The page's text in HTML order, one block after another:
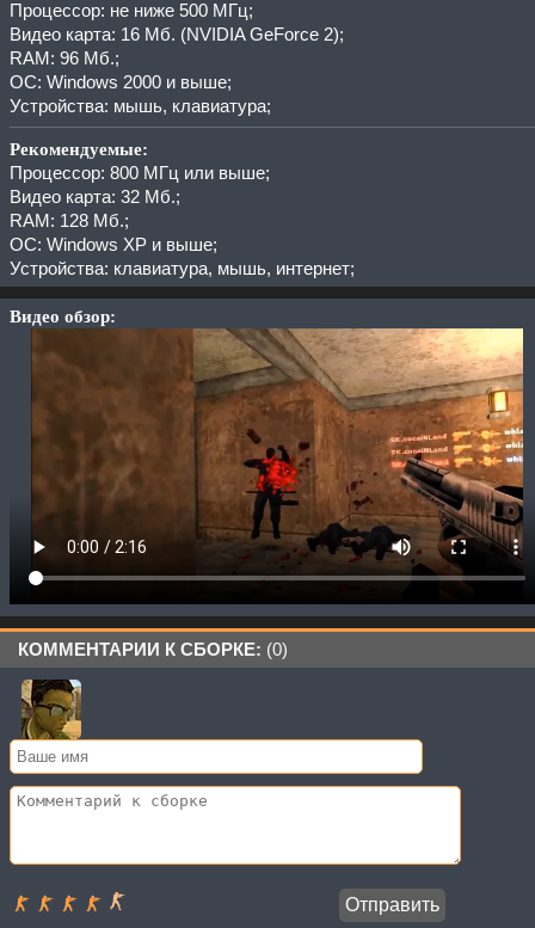
Процессор: не ниже 500 МГц;
Видео карта: 16 Мб. (NVIDIA GeForce 2);
RAM: 96 Мб.;
ОС: Windows 2000 и выше;
Устройства: мышь, клавиатура;
Рекомендуемые:
Процессор: 800 МГц или выше;
Видео карта: 32 Мб.;
RAM: 128 Мб.;
ОС: Windows XP и выше;
Устройства: клавиатура, мышь, интернет;
Видео обзор:
КОММЕНТАРИИ К СБОРКЕ: (0)